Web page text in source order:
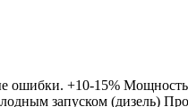
ошибки. +10-15%
запуском (дизель)